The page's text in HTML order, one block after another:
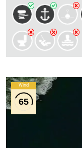
Wind
65